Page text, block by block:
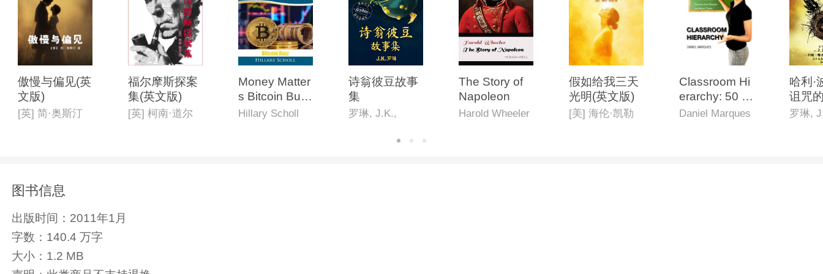
傲慢与偏见(英
文版)
[英] 简·奥斯汀
福尔摩斯探案
集(英文版)
[英] 柯南·道尔
Money Matter
s Bitcoin Buzz
Report
Hillary Scholl
诗翁彼豆故事
集
罗琳, J.K.,
The Story of
Napoleon
Harold Wheeler
假如给我三天
光明(英文版)
[美] 海伦·凯勒
Classroom Hi
erarchy: 50 R
ules to Beco
Daniel Marques
哈利·
诅咒
一部
图书信息
出版时间： 2011年1月
字数： 140.4 万字
大小： 1.2 MB